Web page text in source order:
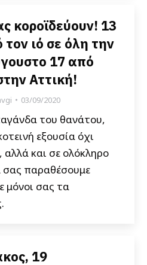
κοροϊδεύουν! 13
ιό σε όλη την
17 από
Αττική!
03/09/2020
του θανάτου,
εξουσία όχι
και σε ολόκληρο
σας παραθέσουμε
μόνοι σας τα
19